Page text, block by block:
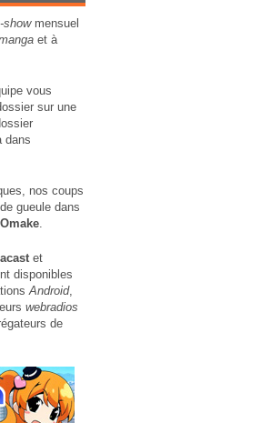
showmensuel
et à
vous
sur une
dans
nos coups
gueule dans
.
et
disponibles
Android,
webradios
de